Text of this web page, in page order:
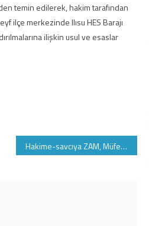
temin edilerek, hakim tarafından
ilçe merkezinde Ilısu HES Barajı
ilişkin usul ve esaslar
Hakime-savcıya ZAM, Müfettişe-memura YOK